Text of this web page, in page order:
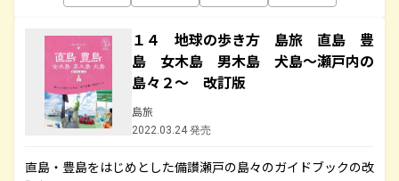
１４ 地球の歩き方 島旅 直島 豊
島 女木島 男木島 犬島～瀬戸内の
島々２～ 改訂版
島旅
2022.03.24 発売
直島・豊島をはじめとした備讃瀬戸の島々のガイドブックの改